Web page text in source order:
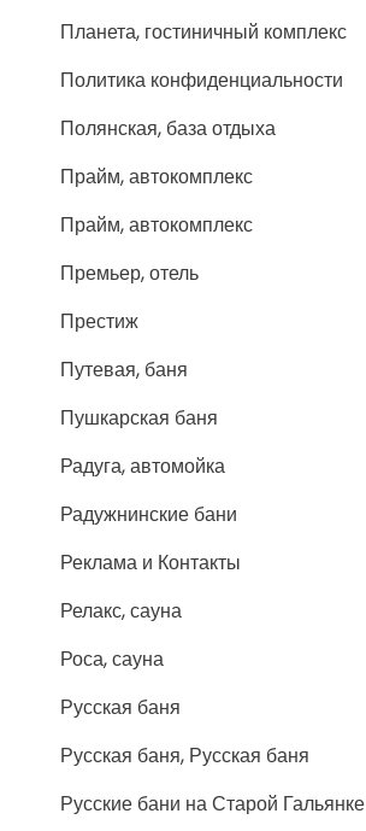
Планета, гостиничный комплекс
Политика конфиденциальности
Полянская, база отдыха
Прайм, автокомплекс
Прайм, автокомплекс
Премьер, отель
Престиж
Путевая, баня
Пушкарская баня
Радуга, автомойка
Радужнинские бани
Реклама и Контакты
Релакс, сауна
Роса, сауна
Русская баня
Русская баня, Русская баня
Русские бани на Старой Гальянке